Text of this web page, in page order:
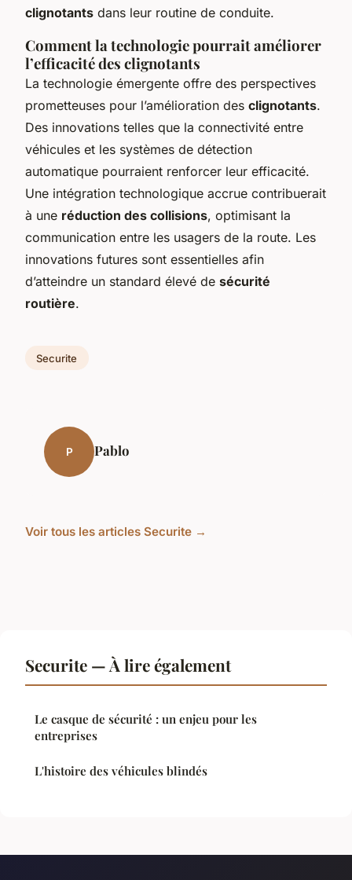
clignotants dans leur routine de conduite.
Comment la technologie pourrait améliorer
l’efficacité des clignotants
La technologie émergente offre des perspectives
prometteuses pour l’amélioration des clignotants.
Des innovations telles que la connectivité entre
véhicules et les systèmes de détection
automatique pourraient renforcer leur efficacité.
Une intégration technologique accrue contribuerait
à une réduction des collisions, optimisant la
communication entre les usagers de la route. Les
innovations futures sont essentielles afin
d’atteindre un standard élevé de sécurité
routière.
Securite
P Pablo
Voir tous les articles Securite →
Securite — À lire également
Le casque de sécurité : un enjeu pour les
entreprises
L'histoire des véhicules blindés